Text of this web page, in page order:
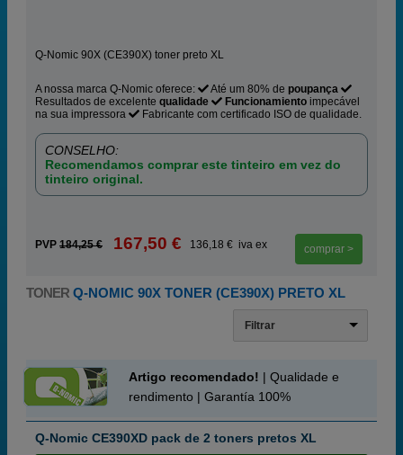
Q-Nomic 90X (CE390X) toner preto XL
A nossa marca Q-Nomic oferece: Até um 80% de poupança
Resultados de excelente qualidade Funcionamiento impecável
na sua impressora
Fabricante com certificado ISO de qualidade.
CONSELHO:
Recomendamos comprar este tinteiro em vez do
tinteiro original.
PVP 184,25 € 167,50 € 136,18 € iva ex comprar >
TONER Q-NOMIC 90X TONER (CE390X) PRETO XL
Filtrar
Artigo recomendado! | Qualidade e
rendimento | Garantía 100%
Q-Nomic CE390XD pack de 2 toners pretos XL